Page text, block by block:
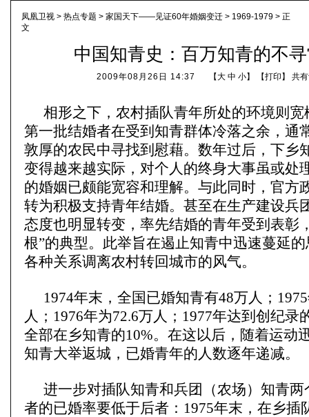
凤凰卫视 > 热点专题 > 家国天下——见证60年婚姻变迁 > 1969-1979 > 正
文
中国知青史：百万知青的不
2009年08月26日 14:37 【大 中 小】 【打印 】 共
相形之下，农村插队青年所处的环境则
第一批结婚者在受到知青群体冷落之余，通
敦厚的农民中寻找到慰藉。数年过后，下乡
变得越来越实际，对个人的终身大事虽或处
的婚姻已颇能宽容和理解。与此同时，官方
转为积极支持青年结婚。甚至在生产建设兵
态度也明显转变，率先结婚的青年受到表彰
根”的典型。此举旨在遏止知青中迅速蔓延
各种关系调离农村转回城市的风气。
1974年末，全国已婚知青有48万人；
人；1976年为72.6万人；1977年达到创纪录
全部在乡知青的10%。在这以后，随着运动
知青大举返城，已婚青年的人数逐年递减。
进一步对插队知青和兵团（农场）知青
者的已婚率要低于后者：1975年末，在乡插